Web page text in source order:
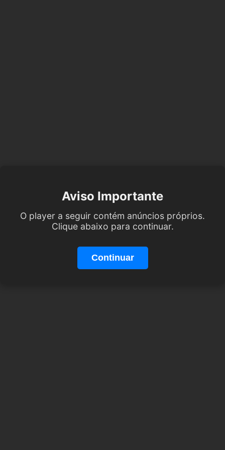
Aviso Importante
O player a seguir contém anúncios próprios.
Clique abaixo para continuar.
Continuar